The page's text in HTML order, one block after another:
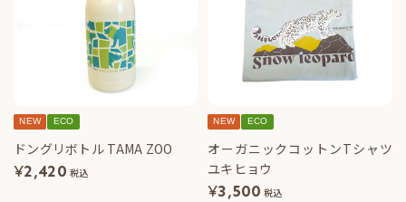
NEW ECO
ドングリボトル TAMA ZOO
¥2,420 税込
NEW ECO
オーガニックコットンTシャツ
ユキヒョウ
¥3,500 税込